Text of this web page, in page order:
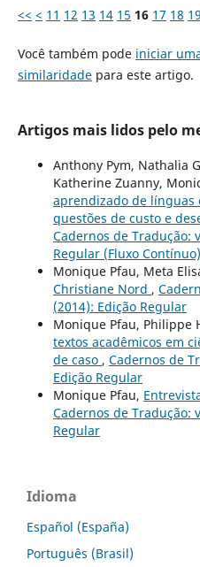
<< < 11 12 13 14 15 16 17 18 19
Você também pode iniciar
similaridadepara este artigo.
Artigos mais lidos pelo
Anthony Pym, Nathalia
Katherine Zuanny,
aprendizado de línguas
questões de custo e
Cadernos de Tradução:
Regular (Fluxo Contínuo)
Monique Pfau, Meta
Christiane Nord ,
(2014): Edição Regular
Monique Pfau, Philippe
textos acadêmicos em
de caso , Cadernos de
Edição Regular
Monique Pfau,
Cadernos de Tradução:
Regular
Idioma
Español (España)
Português (Brasil)